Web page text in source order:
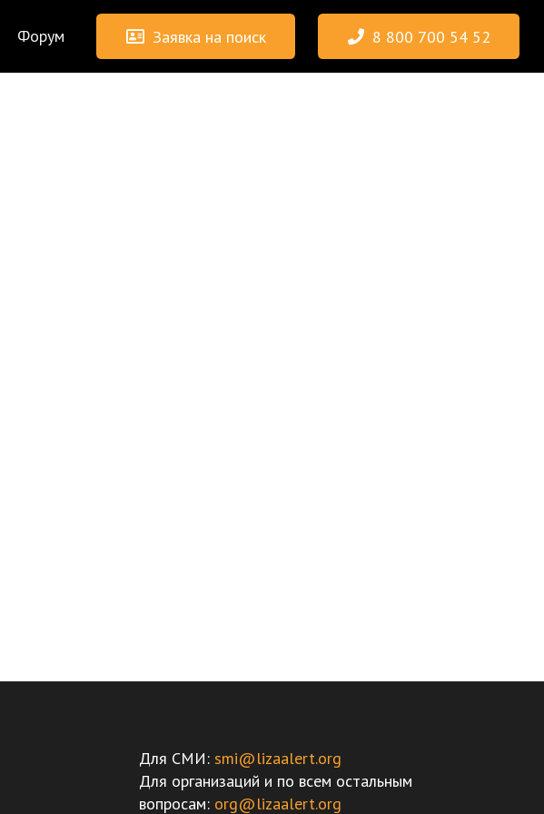
Форум Заявка на поиск 8 800 700 54 52
Для СМИ: smi@lizaalert.org
Для организаций и по всем остальным
вопросам: org@lizaalert.org